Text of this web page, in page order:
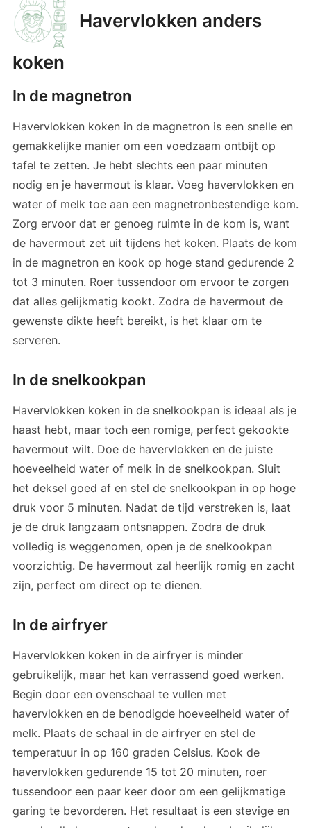
Havervlokken anders
koken
In de magnetron
Havervlokken koken in de magnetron is een snelle en
gemakkelijke manier om een voedzaam ontbijt op
tafel te zetten. Je hebt slechts een paar minuten
nodig en je havermout is klaar. Voeg havervlokken en
water of melk toe aan een magnetronbestendige kom.
Zorg ervoor dat er genoeg ruimte in de kom is, want
de havermout zet uit tijdens het koken. Plaats de kom
in de magnetron en kook op hoge stand gedurende 2
tot 3 minuten. Roer tussendoor om ervoor te zorgen
dat alles gelijkmatig kookt. Zodra de havermout de
gewenste dikte heeft bereikt, is het klaar om te
serveren.
In de snelkookpan
Havervlokken koken in de snelkookpan is ideaal als je
haast hebt, maar toch een romige, perfect gekookte
havermout wilt. Doe de havervlokken en de juiste
hoeveelheid water of melk in de snelkookpan. Sluit
het deksel goed af en stel de snelkookpan in op hoge
druk voor 5 minuten. Nadat de tijd verstreken is, laat
je de druk langzaam ontsnappen. Zodra de druk
volledig is weggenomen, open je de snelkookpan
voorzichtig. De havermout zal heerlijk romig en zacht
zijn, perfect om direct op te dienen.
In de airfryer
Havervlokken koken in de airfryer is minder
gebruikelijk, maar het kan verrassend goed werken.
Begin door een ovenschaal te vullen met
havervlokken en de benodigde hoeveelheid water of
melk. Plaats de schaal in de airfryer en stel de
temperatuur in op 160 graden Celsius. Kook de
havervlokken gedurende 15 tot 20 minuten, roer
tussendoor een paar keer door om een gelijkmatige
garing te bevorderen. Het resultaat is een stevige en